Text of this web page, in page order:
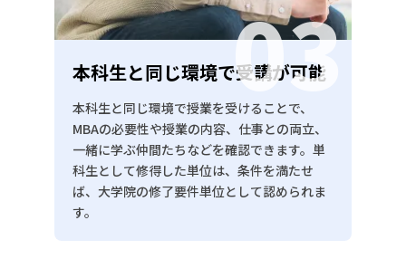
本科生と同じ環境で受講が可能
03
本科生と同じ環境で授業を受けることで、
MBAの必要性や授業の内容、仕事との両立、
一緒に学ぶ仲間たちなどを確認できます。単
科生として修得した単位は、条件を満たせ
ば、大学院の修了要件単位として認められま
す。